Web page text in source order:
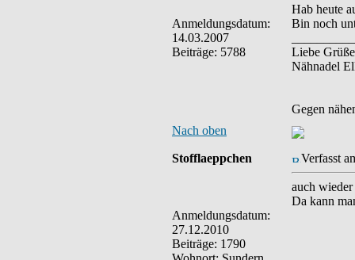
Anmeldungsdatum:
14.03.2007
Beiträge: 5788
Hab heute
Bin noch
Liebe Grüße
Nähnadel
Gegen
Nach oben
Stofflaeppchen
Anmeldungsdatum:
27.12.2010
Beiträge: 1790
Verfasst
auch
Da kann